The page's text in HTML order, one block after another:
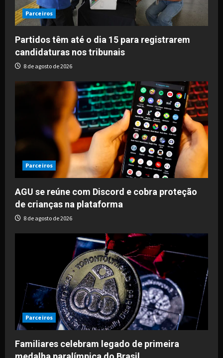
Parceiros
Partidos têm até o dia 15 para registrarem
candidaturas nos tribunais
8 de agosto de 2026
Parceiros
AGU se reúne com Discord e cobra proteção
de crianças na plataforma
8 de agosto de 2026
Parceiros
Familiares celebram legado de primeira